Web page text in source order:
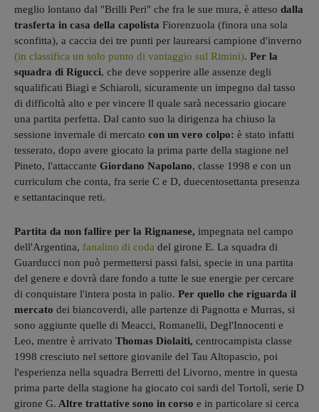
meglio lontano dal "Brilli Peri" che fra le sue mura, è atteso dalla
trasferta in casa della capolista Fiorenzuola (finora una sola
sconfitta), a caccia dei tre punti per laurearsi campione d'inverno
(in classifica un solo punto di vantaggio sul Rimini). Per la
squadra di Rigucci, che deve sopperire alle assenze degli
squalificati Biagi e Schiaroli, sicuramente un impegno dal tasso
di difficoltà alto e per vincere ll quale sarà necessario giocare
una partita perfetta. Dal canto suo la dirigenza ha chiuso la
sessione invernale di mercato con un vero colpo: è stato infatti
tesserato, dopo avere giocato la prima parte della stagione nel
Pineto, l'attaccante Giordano Napolano, classe 1998 e con un
curriculum che conta, fra serie C e D, duecentosettanta presenza
e settantacinque reti.
Partita da non fallire per la Rignanese, impegnata nel campo
dell'Argentina, fanalino di coda del girone E. La squadra di
Guarducci non può permettersi passi falsi, specie in una partita
del genere e dovrà dare fondo a tutte le sue energie per cercare
di conquistare l'intera posta in palio. Per quello che riguarda il
mercato dei biancoverdi, alle partenze di Pagnotta e Murras, si
sono aggiunte quelle di Meacci, Romanelli, Degl'Innocenti e
Leo, mentre è arrivato Thomas Diolaiti, centrocampista classe
1998 cresciuto nel settore giovanile del Tau Altopascio, poi
l'esperienza nella squadra Berretti del Livorno, mentre in questa
prima parte della stagione ha giocato coi sardi del Tortolì, serie D
girone G. Altre trattative sono in corso e in particolare si cerca